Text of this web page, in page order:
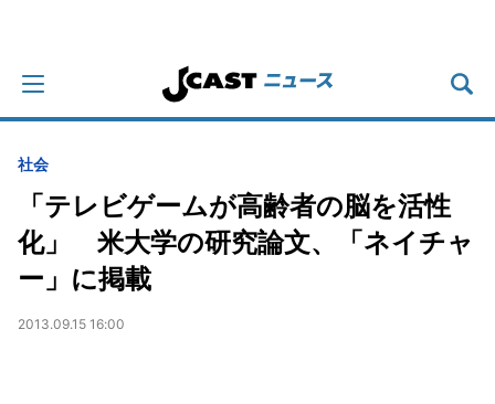
社会
「テレビゲームが高齢者の脳を活性
化」 米大学の研究論文、「ネイチャ
ー」に掲載
2013.09.15 16:00